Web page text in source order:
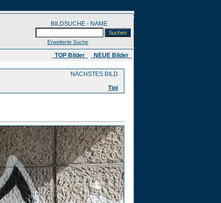
BILDSUCHE - NAME
Erweiterte Suche
​ TOP Bilder NEUE Bilder
NÄCHSTES BILD
Tipi